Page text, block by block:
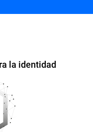
la identidad